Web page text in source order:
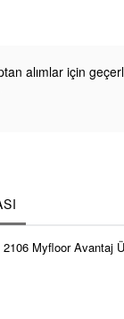
alımlar için
Myfloor Avantaj